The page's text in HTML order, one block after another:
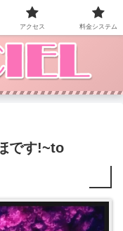
います。
です!~to
アクセス 料金システム